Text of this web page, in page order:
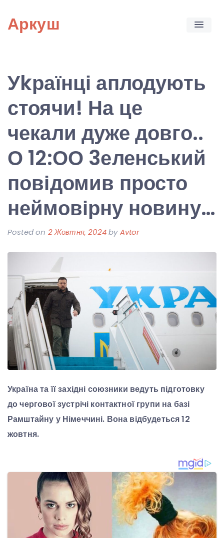
content
Аркуш
Уkраїнці аплодують
стоячи! На це
чекали дуже довго..
О 12:ОО 3еленський
повідомив просто
неймовірну новину…
Posted on 2 Жовтня, 2024byAvtor
Україна та її західні союзники ведуть підготовку
до чергової зустрічі контактної групи на базі
Рамштайну у Німеччині. Вона відбудеться 12
жовтня.